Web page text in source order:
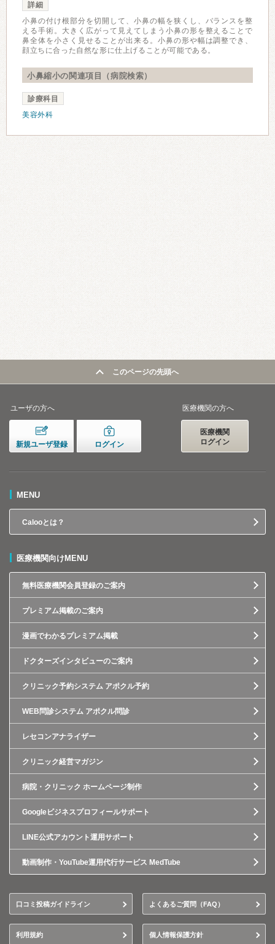
詳細
小鼻の付け根部分を切開して、小鼻の幅を狭くし、バランスを整
える手術。大きく広がって見えてしまう小鼻の形を整えることで
鼻全体を小さく見せることが出来る。小鼻の形や幅は調整でき、
顔立ちに合った自然な形に仕上げることが可能である。
小鼻縮小の関連項目（病院検索）
診療科目
美容外科
このページの先頭へ
ユーザの方へ
新規ユーザ登録 ログイン
医療機関の方へ
医療機関
ログイン
MENU
Calooとは？
医療機関向けMENU
無料医療機関会員登録のご案内
プレミアム掲載のご案内
漫画でわかるプレミアム掲載
ドクターズインタビューのご案内
クリニック予約システム アポクル予約
WEB問診システム アポクル問診
レセコンアナライザー
クリニック経営マガジン
病院・クリニック ホームページ制作
Googleビジネスプロフィールサポート
LINE公式アカウント運用サポート
動画制作・YouTube運用代行サービス MedTube
口コミ投稿ガイドライン よくあるご質問（FAQ）
利用規約 個人情報保護方針